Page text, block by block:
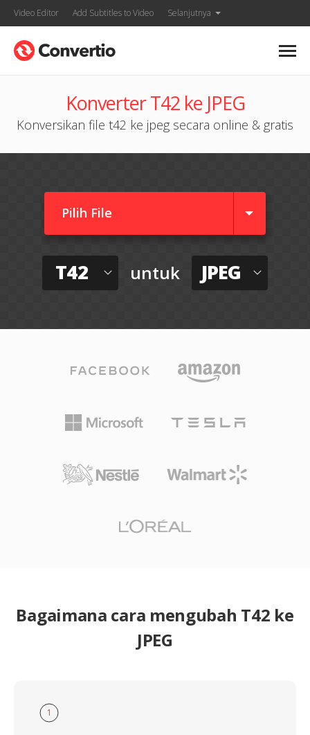
Video Editor Add Subtitles to Video Selanjutnya
Konverter T42 ke JPEG
Konversikan file t42 ke jpeg secara online & gratis
Pilih File
T42 untuk JPEG
Bagaimana cara mengubah T42 ke
JPEG
1